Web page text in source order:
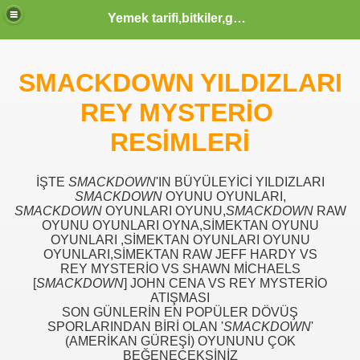
Yemek tarifi,bitkiler,güzellik sağlık,burçlar,sözler
SMACKDOWN YILDIZLARI
REY MYSTERİO
RESİMLERİ
İŞTE SMACKDOWN'IN BÜYÜLEYİCİ YILDIZLARI
SMACKDOWNOYUNU OYUNLARI,
SMACKDOWNOYUNLARI OYUNU,SMACKDOWNRAW
OYUNU OYUNLARI OYNA,SİMEKTAN OYUNU
OYUNLARI ,SİMEKTAN OYUNLARI OYUNU
OYUNLARI,SİMEKTAN RAW JEFF HARDY VS
REY MYSTERİO VS SHAWN MİCHAELS
[SMACKDOWN] JOHN CENA VS REY MYSTERİO
ATIŞMASI
SON GÜNLERİN EN POPÜLER DÖVÜŞ
SPORLARINDAN BİRİ OLAN 'SMACKDOWN'
(AMERİKAN GÜREŞİ) OYUNUNU ÇOK
BEĞENECEKSİNİZ
HTML KODLARI CSS KODLARI MENUSU
HZ MUHAMMED S.A.V HAYATI OLUM VE OTESI
YAZILAR KOMIK FIKRALAR KARIKATUR
VE TARIHI VIDEOLAR SAYFASI KLIPLER IZLE
EN YENİ KLİPLER, TÜRKÇE POP KLİPLER,